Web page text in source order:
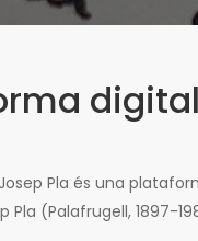
Pla és una
Pla (Palafrugell, 1897-